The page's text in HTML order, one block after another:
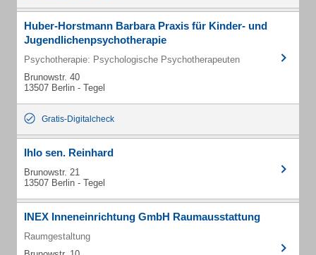
Huber-Horstmann Barbara Praxis für Kinder- und
Jugendlichenpsychotherapie
Psychotherapie: Psychologische Psychotherapeuten
Brunowstr. 40
13507 Berlin - Tegel
Gratis-Digitalcheck
Ihlo sen. Reinhard
Brunowstr. 21
13507 Berlin - Tegel
INEX Inneneinrichtung GmbH Raumausstattung
Raumgestaltung